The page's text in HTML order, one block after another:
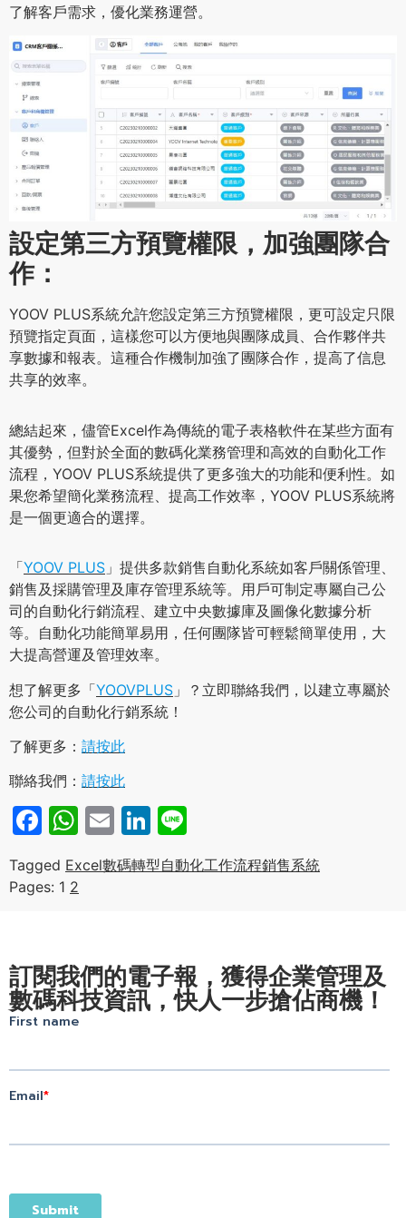
了解客戶需求，優化業務運營。
設定第三方預覽權限，加強團隊合
作：
YOOV PLUS系統允許您設定第三方預覽權限，更可設定只限
預覽指定頁面，這樣您可以方便地與團隊成員、合作夥伴共
享數據和報表。這種合作機制加強了團隊合作，提高了信息
共享的效率。
總結起來，儘管Excel作為傳統的電子表格軟件在某些方面有
其優勢，但對於全面的數碼化業務管理和高效的自動化工作
流程，YOOV PLUS系統提供了更多強大的功能和便利性。如
果您希望簡化業務流程、提高工作效率，YOOV PLUS系統將
是一個更適合的選擇。
「YOOV PLUS 」提供多款銷售自動化系統如客戶關係管理、
銷售及採購管理及庫存管理系統等。用戶可制定專屬自己公
司的自動化行銷流程、建立中央數據庫及圖像化數據分析
等。自動化功能簡單易用，任何團隊皆可輕鬆簡單使用，大
大提高營運及管理效率。
想了解更多「YOOVPLUS 」？立即聯絡我們，以建立專屬於
您公司的自動化行銷系統！
了解更多： 請按此
聯絡我們： 請按此
Facebook
WhatsApp
EmailLinkedIn
Tagged Excel數碼轉型自動化工作流程銷售系統
Pages: 1 2
訂閱我們的電子報，獲得企業管理及
數碼科技資訊，快人一步搶佔商機！